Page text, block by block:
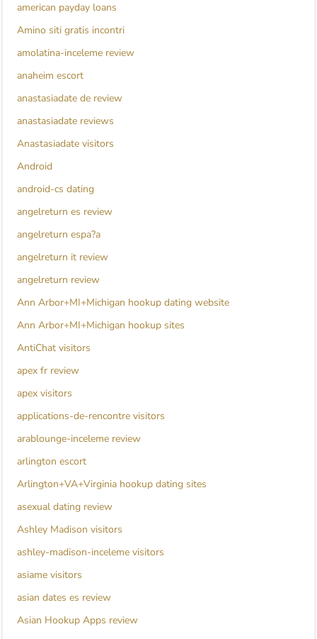
american payday loans
Amino siti gratis incontri
amolatina-inceleme review
anaheim escort
anastasiadate de review
anastasiadate reviews
Anastasiadate visitors
Android
android-cs dating
angelreturn es review
angelreturn espa?a
angelreturn it review
angelreturn review
Ann Arbor+MI+Michigan hookup dating website
Ann Arbor+MI+Michigan hookup sites
AntiChat visitors
apex fr review
apex visitors
applications-de-rencontre visitors
arablounge-inceleme review
arlington escort
Arlington+VA+Virginia hookup dating sites
asexual dating review
Ashley Madison visitors
ashley-madison-inceleme visitors
asiame visitors
asian dates es review
Asian Hookup Apps review